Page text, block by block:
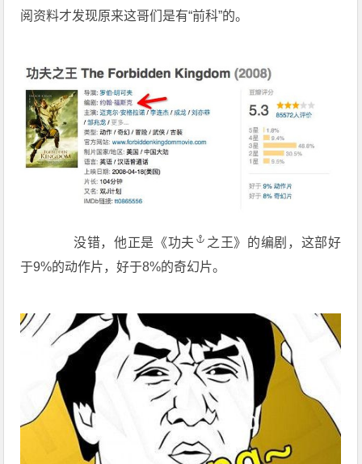
阅资料才发现原来这哥们是有“前科”的。
没错，他正是《功夫
之王》的编剧，这部好
于9%的动作片，好于8%的奇幻片。